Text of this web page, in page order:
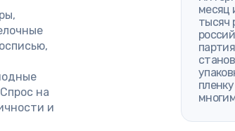
на
и
месяц
тысяч